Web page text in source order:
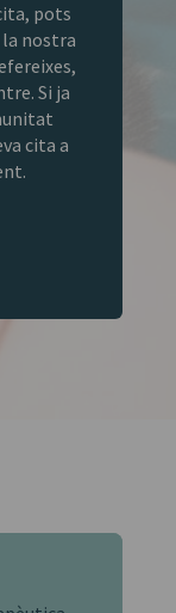
pots
nostra
Si ja
cita a